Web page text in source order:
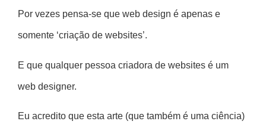
Por vezes pensa-se que web design é apenas e
somente ‘criação de websites’.
E que qualquer pessoa criadora de websites é um
web designer.
Eu acredito que esta arte (que também é uma ciência)